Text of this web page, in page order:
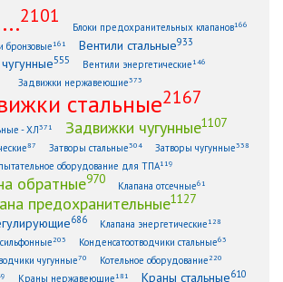
2101
Блоки предохранительных клапанов166
бронзовые161 Вентили стальные933
555 Вентили энергетические146
Задвижки нержавеющие373
стальные2167
- ХЛ371 Задвижки чугунные1107
87 Затворы стальные304 Затворы чугунные338
оборудование для ТПА119
обратные970 Клапана отсечные61
предохранительные1127
686 Клапана энергетические128
203 Конденсатоотводчики стальные63
чугунные70 Котельное оборудование 220
Краны нержавеющие181 Краны стальные610